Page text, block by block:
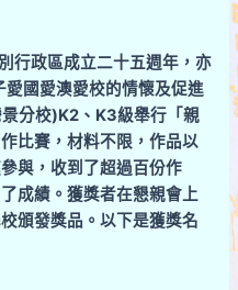
政區成立二十五週年，亦
國愛澳愛校的情懷及促進
分校)K2、K3級舉行「親
比賽，材料不限，作品以
與，收到了超過百份作
成績。獲獎者在懇親會上
頒發獎品。以下是獲獎名